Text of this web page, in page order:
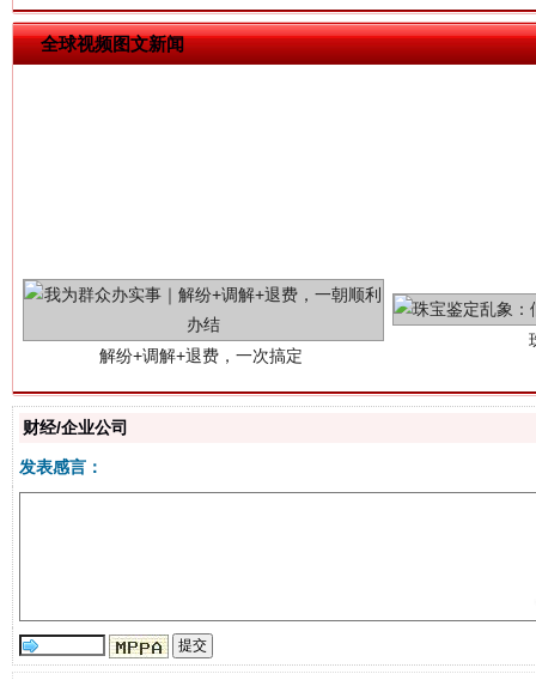
全球视频图文新闻
财经/企业公司
发表感言：